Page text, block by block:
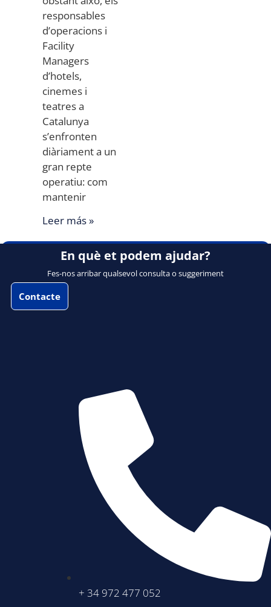
responsables
d’operacions i
Facility
Managers
d’hotels,
cinemes i
teatres a
Catalunya
s’enfronten
diàriament a un
gran repte
operatiu: com
mantenir
Leer más »
En què et podem ajudar?
Fes-nos arribar qualsevol consulta o suggeriment
Contacte
+ 34 972 477 052